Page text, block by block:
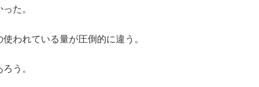
た。
われている量が圧倒的に違う。
う。